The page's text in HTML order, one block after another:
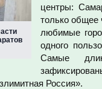
центры:
только общее
любимые
одного
Самые
Россия».